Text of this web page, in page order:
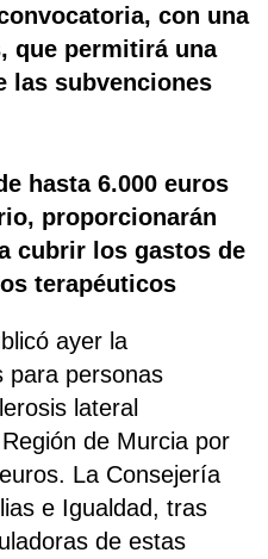
con una
que permitirá una
las subvenciones
hasta 6.000 euros
proporcionarán
cubrir los gastos de
terapéuticos
ayer la
para personas
lateral
de Murcia por
La Consejería
e Igualdad, tras
de estas